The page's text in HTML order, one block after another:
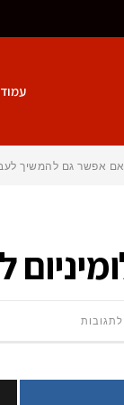
אפשר גם להמשיך
על